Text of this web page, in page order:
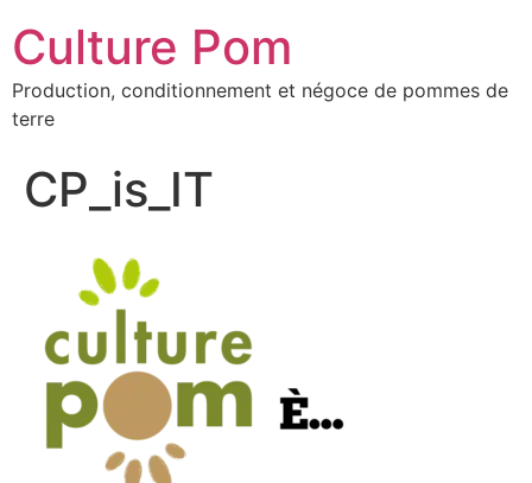
Culture Pom
Production, conditionnement et négoce de pommes de
terre
CP_is_IT